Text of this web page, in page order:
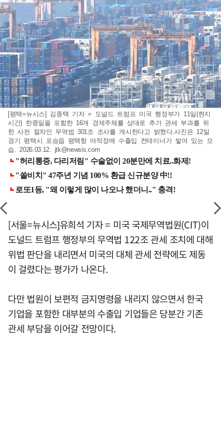
[평택=뉴시스] 김종택 기자 = 도널드 트럼프 미국 행정부가 11일(현지
시간) 한중일을 포함한 16개 경제주체를 상대로 추가 관세 부과를 위
한 사전 절차인 무역법 301조 조사를 개시한다고 밝혔다.사진은 12일
경기 평택시 포승읍 평택항 야적장에 수출입 컨테이너가 쌓여 있는 모
습. 2026.03.12. jtk@newsis.com
[서울=뉴시스]유희석 기자 = 미국 국제무역법원(CIT)이
도널드 트럼프 행정부의 무역법 122조 관세 조치에 대해
위법 판단을 내리면서 미국의 대체 관세 전략에도 제동
이 걸렸다는 평가가 나온다.
다만 법원이 보편적 금지명령을 내리지 않으면서 한국
기업을 포함한 대부분의 수출입 기업들은 당분간 기존
관세 부담을 이어갈 전망이다.